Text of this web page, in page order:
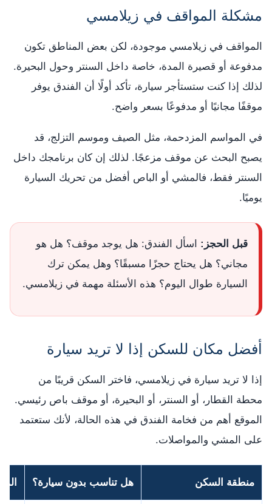
مشكلة المواقف في زيلامسي
المواقف في زيلامسي موجودة، لكن بعض المناطق تكون
مدفوعة أو قصيرة المدة، خاصة داخل السنتر وحول البحيرة.
لذلك إذا كنت ستستأجر سيارة، تأكد أولًا أن الفندق يوفر
موقفًا مجانيًا أو مدفوعًا بسعر واضح.
في المواسم المزدحمة، مثل الصيف وموسم التزلج، قد
يصبح البحث عن موقف مزعجًا. لذلك إن كان برنامجك داخل
السنتر فقط، فالمشي أو الباص أفضل من تحريك السيارة
يوميًا.
قبل الحجز: اسأل الفندق: هل يوجد موقف؟ هل هو
مجاني؟ هل يحتاج حجزًا مسبقًا؟ وهل يمكن ترك
السيارة طوال اليوم؟ هذه الأسئلة مهمة في زيلامسي.
أفضل مكان للسكن إذا لا تريد سيارة
إذا لا تريد سيارة في زيلامسي، فاختر السكن قريبًا من
محطة القطار، أو السنتر، أو البحيرة، أو موقف باص رئيسي.
الموقع أهم من فخامة الفندق في هذه الحالة، لأنك ستعتمد
على المشي والمواصلات.
منطقة السكن هل تناسب بدون سيارة؟